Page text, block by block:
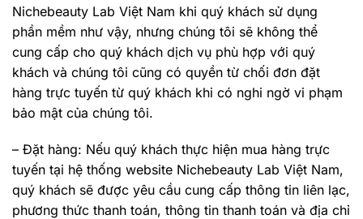
Nichebeauty Lab Việt Nam khi quý khách sử dụng
phần mềm như vậy, nhưng chúng tôi sẽ không thể
cung cấp cho quý khách dịch vụ phù hợp với quý
khách và chúng tôi cũng có quyền từ chối đơn đặt
hàng trực tuyến từ quý khách khi có nghi ngờ vi phạm
bảo mật của chúng tôi.
– Đặt hàng: Nếu quý khách thực hiện mua hàng trực
tuyến tại hệ thống website Nichebeauty Lab Việt Nam,
quý khách sẽ được yêu cầu cung cấp thông tin liên lạc,
phương thức thanh toán, thông tin thanh toán và địa chỉ